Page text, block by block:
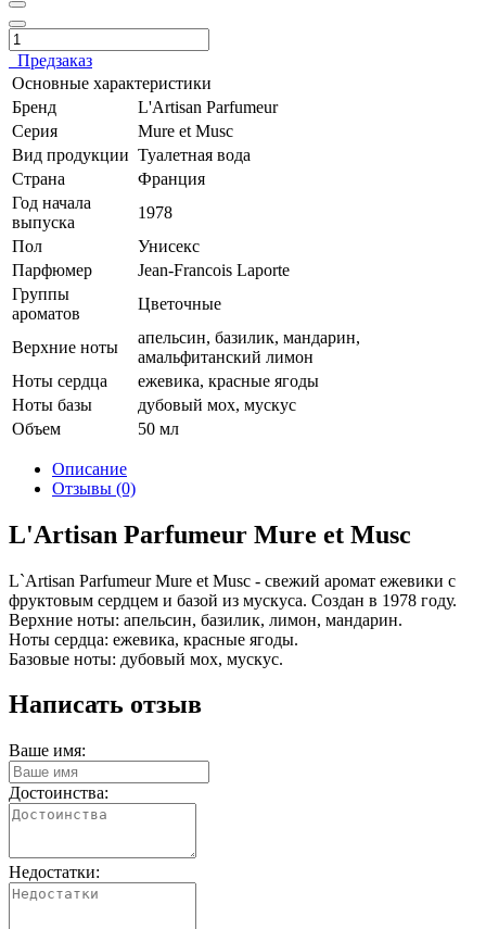
Предзаказ
Основные характеристики
Бренд
L'Artisan Parfumeur
Серия
Mure et Musc
Вид продукции Туалетная вода
Страна
Франция
Год начала
выпуска
1978
Пол
Унисекс
Парфюмер
Jean-Francois Laporte
Группы
ароматов
Цветочные
Верхние ноты
апельсин, базилик, мандарин,
амальфитанский лимон
Ноты сердца
ежевика, красные ягоды
Ноты базы
дубовый мох, мускус
Объем
50 мл
Описание
Отзывы (0)
L'Artisan Parfumeur Mure et Musc
L`Artisan Parfumeur Mure et Musс - свежий аромат ежевики с
фруктовым сердцем и базой из мускуса. Создан в 1978 году.
Верхние ноты: апельсин, базилик, лимон, мандарин.
Ноты сердца: ежевика, красные ягоды.
Базовые ноты: дубовый мох, мускус.
Написать отзыв
Ваше имя:
Достоинства:
Недостатки: